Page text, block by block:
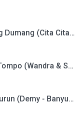
Turonggo Wilis - Goyang Dumang (Cita Citata - Jaipong) & Goyang Dong Mang (Nella Kharisma - Jaipong).mp3
Turonggo Wilis - Salah Tompo (Wandra & Suliyana - Banyuwangian - Jaipong - Live Mojokendil).mp3
Turonggo Wilis - Edan Turun (Demy - Banyuwangian - Jaipong).mp3